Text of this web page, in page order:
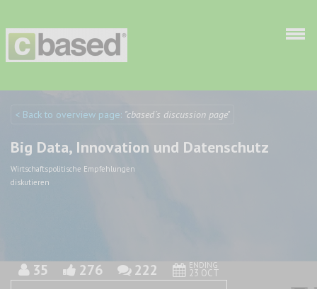
Discuto
Discuto
< Back to overview page: "cbased´s discussion page"
Big Data, Innovation und Datenschutz
Wirtschaftspolitische Empfehlungen
diskutieren
35 276 222 ENDING
23 OCT